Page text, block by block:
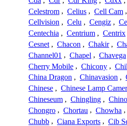
Celestrom , Celius , Cell Cam ,
Cellvision , Celu , Cengiz ,
Centechia , Centrium , Centrix
Cesnet , Chacon , Chakir ,
Channel01 , Chapel , Chavega
Cherry Mobile , Chicony ,
China Dragon , Chinavasion ,
Chinese , Chinese Lamp
Chineseum , Chingling , Chino
Chongro , Chortau , Chowha ,
Chubb , Ciana Exports , Cib